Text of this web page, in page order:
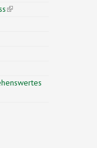
(link is external)